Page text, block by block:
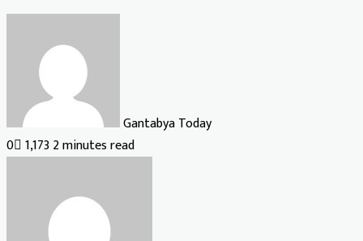
Gantabya Today
0 1,173 2 minutes read